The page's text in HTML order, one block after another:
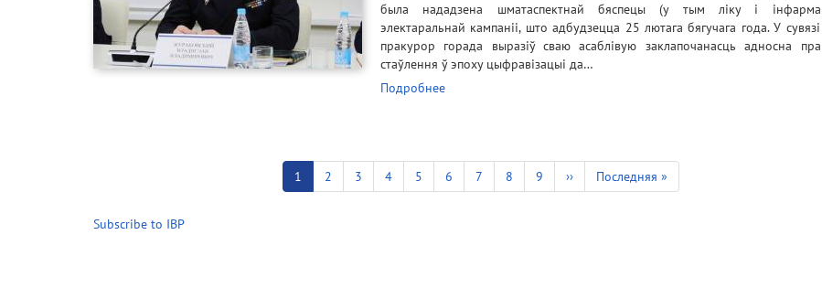
была нададзена шматаспектнай бяспецы (у тым ліку і
электаральнай кампаніі, што адбудзецца 25 лютага бягучага года. У
пракурор горада выразіў сваю асаблівую заклапочанасць адносна
стаўлення ў эпоху цыфравізацыі да…
Подробнее
Current
page
1 Старонка
2 Старонка
3 Старонка
4 Старонка
5 Старонка
6 Старонка
7 Старонка
8 Старонка
9
Next
page
››
Last
page
Последняя »
Subscribe to IВР